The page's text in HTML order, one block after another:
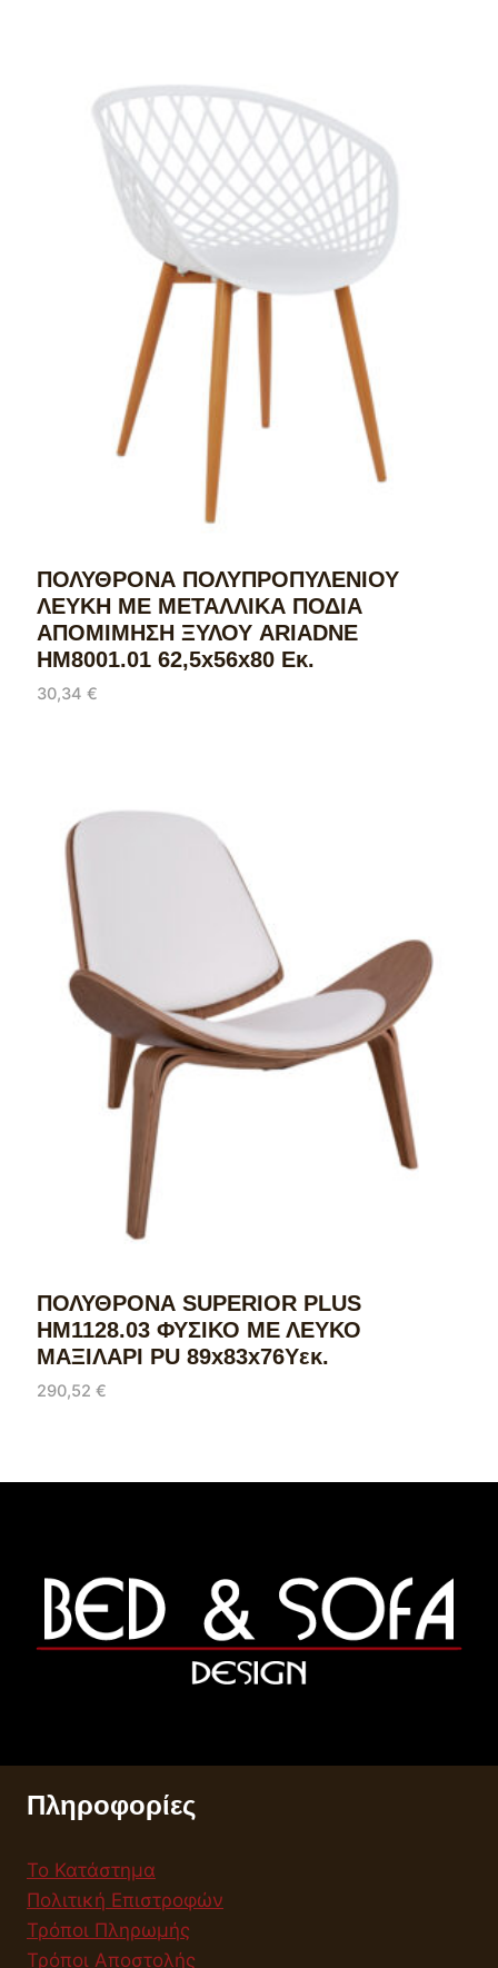
ΠΟΛΥΘΡΟΝΑ ΠΟΛΥΠΡΟΠΥΛΕΝΙΟΥ
ΛΕΥΚΗ ΜΕ ΜΕΤΑΛΛΙΚΑ ΠΟΔΙΑ
ΑΠΟΜΙΜΗΣΗ ΞΥΛΟΥ ARIADNE
HM8001.01 62,5x56x80 Εκ.
30,34 €
ΠΟΛΥΘΡΟΝΑ SUPERIOR PLUS
HM1128.03 ΦΥΣΙΚΟ ΜΕ ΛΕΥΚΟ
ΜΑΞΙΛΑΡΙ PU 89x83x76Yεκ.
290,52 €
Πληροφορίες
Το Κατάστημα
Πολιτική Επιστροφών
Τρόποι Πληρωμής
Τρόποι Αποστολής